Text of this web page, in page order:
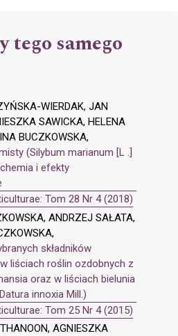
tego samego
WIERDAK, JAN
SAWICKA, HELENA
BUCZKOWSKA,
(Silybum marianum [L .]
i efekty
Tom 28 Nr 4 (2018)
ANDRZEJ SAŁATA,
składników
liściach roślin ozdobnych z
oraz w liściach bielunia
innoxia Mill.)
Tom 25 Nr 4 (2015)
AGNIESZKA